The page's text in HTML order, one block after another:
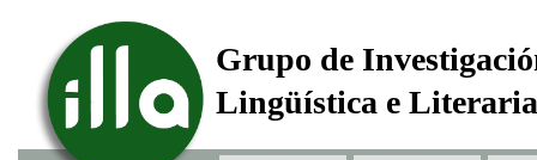
Grupo de
Lingüística e